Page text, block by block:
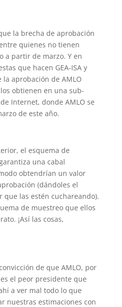
la brecha de aprobación
quienes no tienen
a partir de marzo. Y en
que hacen GEA-ISA y
aprobación de AMLO
obtienen en una sub-
Internet, donde AMLO se
de este año.
el esquema de
una cabal
obtendrían un valor
(dándoles el
que las estén cuchareando).
de muestreo que ellos
¡Así las cosas,
de que AMLO, por
el peor presidente que
a ver mal todo lo que
nuestras estimaciones con